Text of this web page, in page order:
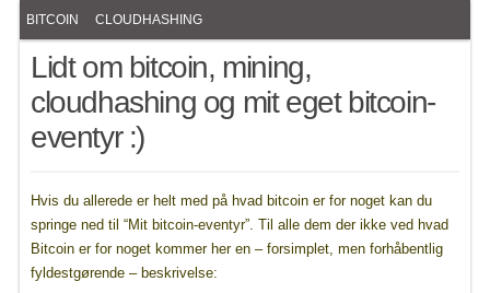
BITCOIN CLOUDHASHING
Lidt om bitcoin, mining,
cloudhashing og mit eget bitcoin-
eventyr :)
Hvis du allerede er helt med på hvad bitcoin er for noget kan du
springe ned til “Mit bitcoin-eventyr”. Til alle dem der ikke ved hvad
Bitcoin er for noget kommer her en – forsimplet, men forhåbentlig
fyldestgørende – beskrivelse: